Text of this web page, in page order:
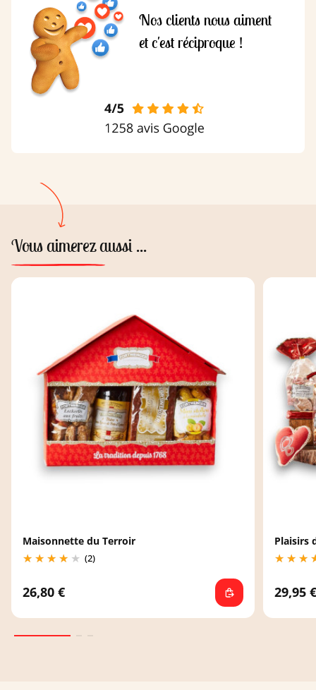
Nos clients nous aiment
et c'est réciproque !
Vous aimerez aussi ...
Maisonnette du Terroir
(2)
26,80 €
Plaisirs
29,95 €